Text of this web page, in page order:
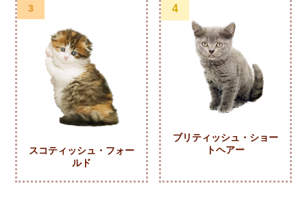
3
スコティッシュ・フォー
ルド
4
ブリティッシュ・ショー
トヘアー